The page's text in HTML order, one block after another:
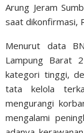
Arung Jeram
saat dikonfirmasi,
Menurut data
Lampung Barat
kategori tinggi,
tata kelola
mengurangi
mengalami